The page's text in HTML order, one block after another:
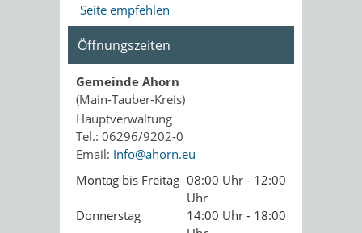
Seite empfehlen
Öffnungszeiten
Gemeinde Ahorn
(Main-Tauber-Kreis)
Hauptverwaltung
Tel.: 06296/9202-0
Email: Info@ahorn.eu
Montag bis Freitag 08:00 Uhr - 12:00
Uhr
Donnerstag
14:00 Uhr - 18:00